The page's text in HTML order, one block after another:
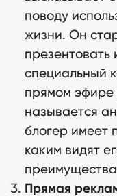
поводу
жизни. Он
презентовать
специальный
прямом эфире
называется
блогер имеет
каким видят
Прямая